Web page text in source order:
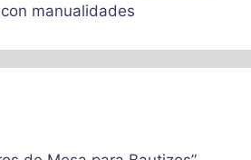
manualidades